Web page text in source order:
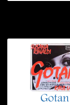
Gotan